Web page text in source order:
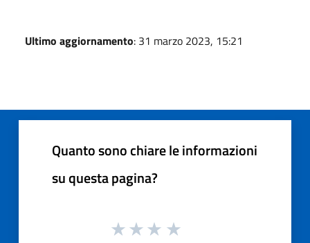
Ultimo aggiornamento: 31 marzo 2023, 15:21
Quanto sono chiare le informazioni
su questa pagina?